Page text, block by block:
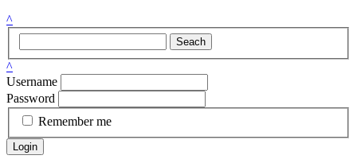
^
Seach
^
Username
Password
Remember me
Login